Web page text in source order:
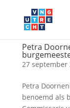
Petra
27 september
Petra
benoemd als